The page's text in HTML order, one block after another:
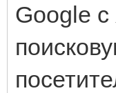
Google с